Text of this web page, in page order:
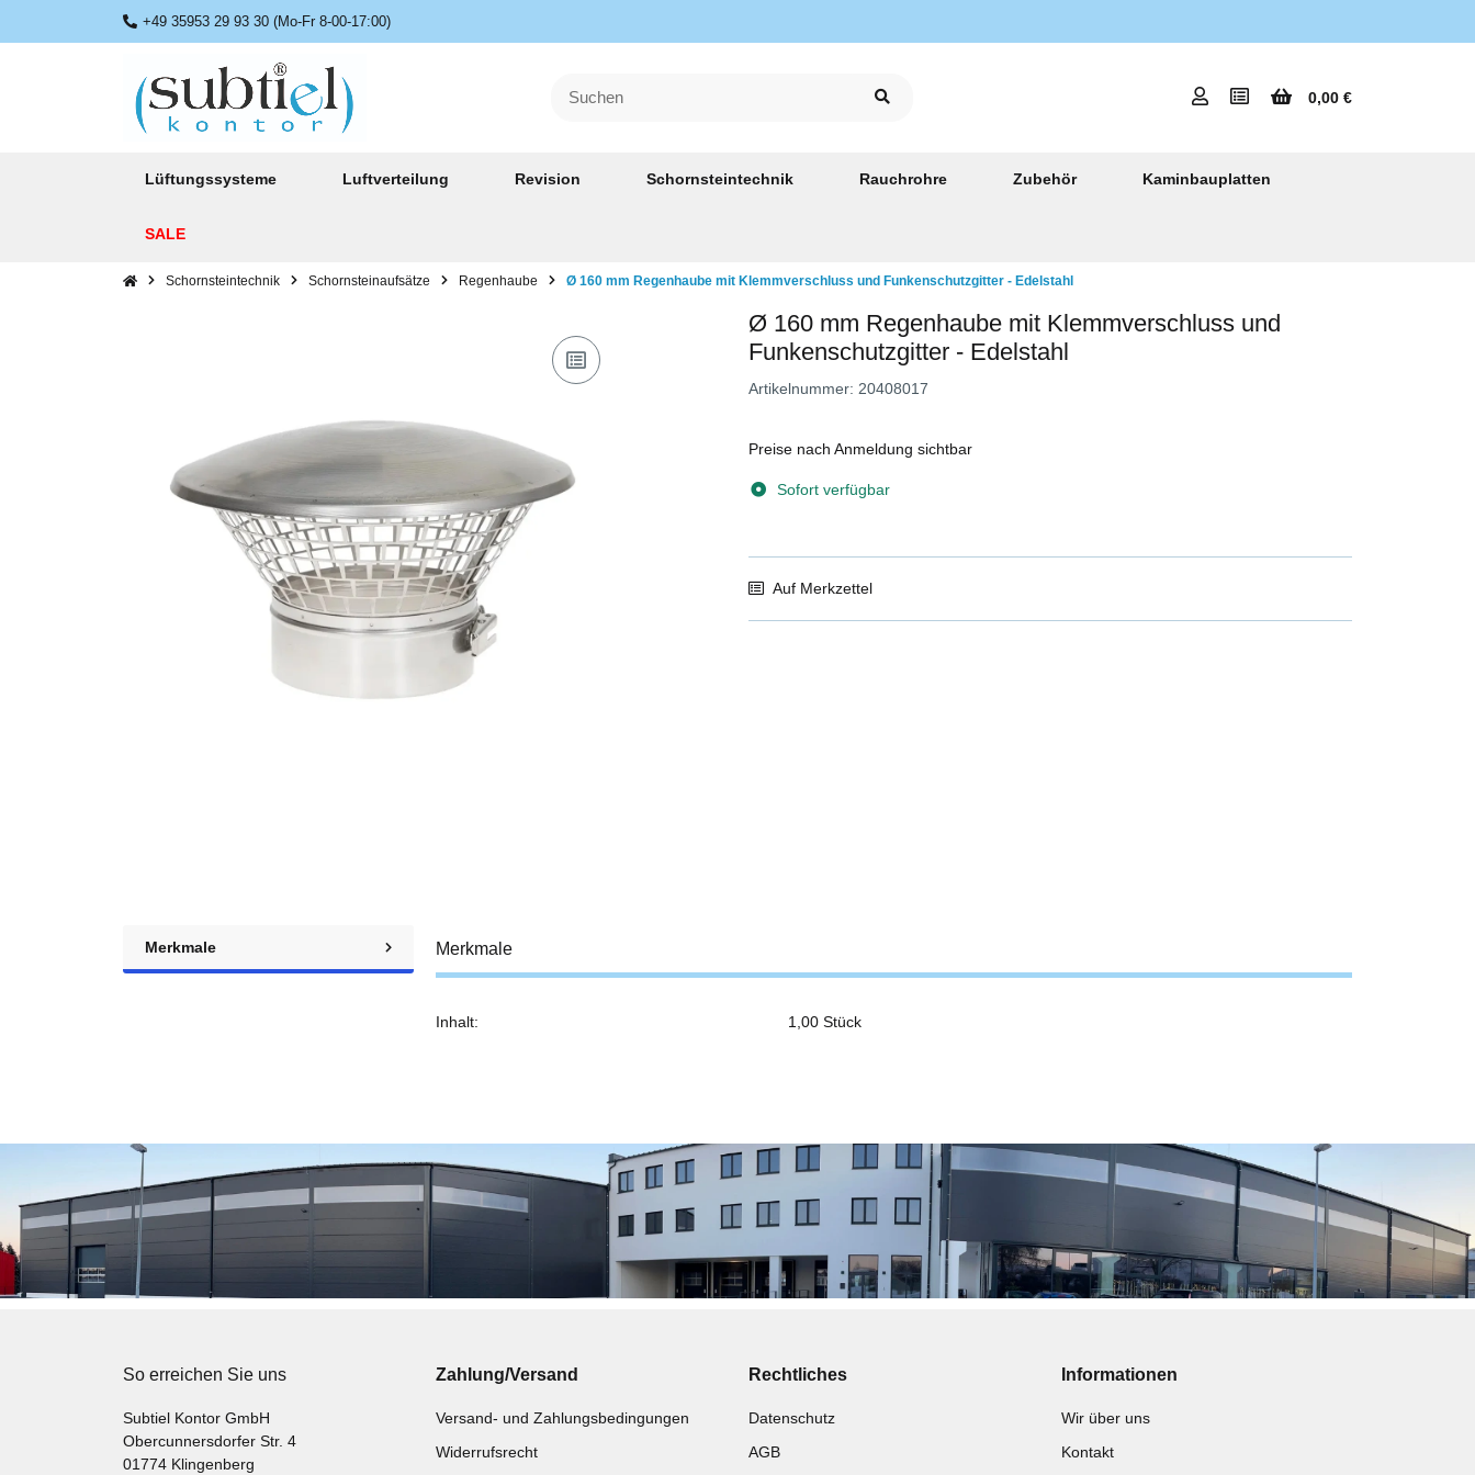
+49 35953 29 93 30 (Mo-Fr 8-00-17:00)
0,00 €
Lüftungssysteme Luftverteilung Revision Schornsteintechnik Rauchrohre Zubehör Kaminbauplatten
SALE
Schornsteintechnik Schornsteinaufsätze Regenhaube Ø 160 mm Regenhaube mit Klemmverschluss und Funkenschutzgitter - Edelstahl
Ø 160 mm Regenhaube mit Klemmverschluss und
Funkenschutzgitter - Edelstahl
Artikelnummer: 20408017
Preise nach Anmeldung sichtbar
Sofort verfügbar
Auf Merkzettel
Merkmale Merkmale
Produkteigenschaft
Wert
Inhalt: 1,00 Stück
So erreichen Sie uns
Subtiel Kontor GmbH
Obercunnersdorfer Str. 4
01774 Klingenberg
Zahlung/Versand
Versand- und Zahlungsbedingungen
Widerrufsrecht
Rechtliches
Datenschutz
AGB
Informationen
Wir über uns
Kontakt